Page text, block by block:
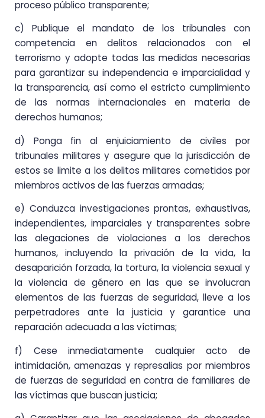
proceso público transparente;
c) Publique el mandato de los tribunales con
competencia en delitos relacionados con el
terrorismo y adopte todas las medidas necesarias
para garantizar su independencia e imparcialidad y
la transparencia, así como el estricto cumplimiento
de las normas internacionales en materia de
derechos humanos;
d) Ponga fin al enjuiciamiento de civiles por
tribunales militares y asegure que la jurisdicción de
estos se limite a los delitos militares cometidos por
miembros activos de las fuerzas armadas;
e) Conduzca investigaciones prontas, exhaustivas,
independientes, imparciales y transparentes sobre
las alegaciones de violaciones a los derechos
humanos, incluyendo la privación de la vida, la
desaparición forzada, la tortura, la violencia sexual y
la violencia de género en las que se involucran
elementos de las fuerzas de seguridad, lleve a los
perpetradores ante la justicia y garantice una
reparación adecuada a las víctimas;
f) Cese inmediatamente cualquier acto de
intimidación, amenazas y represalias por miembros
de fuerzas de seguridad en contra de familiares de
las víctimas que buscan justicia;